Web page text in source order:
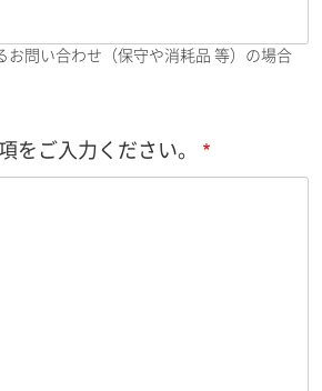
お問い合わせ（保守や消耗品 等）の場合
をご入力ください。